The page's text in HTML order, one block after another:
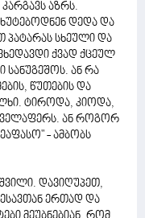
აზრს.
დედა და
სხეული და
ქვად ქცეულ
ან რა
წუთების და
ტიროდა, კიოდა,
ან როგორ
- ამბობს
დავიღუპეთ,
ერთად და